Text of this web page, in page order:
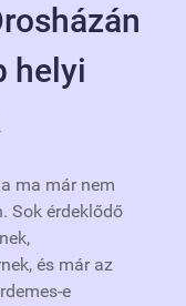
helyi
ma már nem
Sok érdeklődő
és már az
e